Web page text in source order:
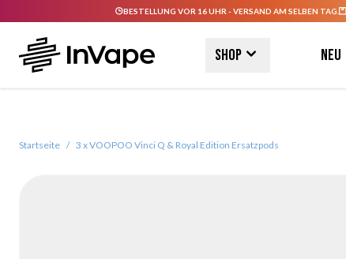
BESTELLUNG VOR 16 UHR - VERSAND AM SELBEN TAG.
Shop Neu
Startseite / 3 x VOOPOO Vinci Q & Royal Edition Ersatzpods